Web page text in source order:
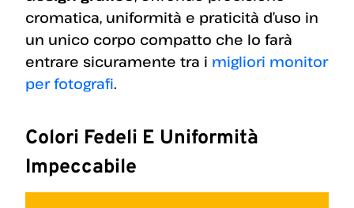
cromatica, uniformità e praticità d’uso in
un unico corpo compatto che lo farà
entrare sicuramente tra i migliori monitor
per fotografi.
Colori Fedeli E Uniformità
Impeccabile